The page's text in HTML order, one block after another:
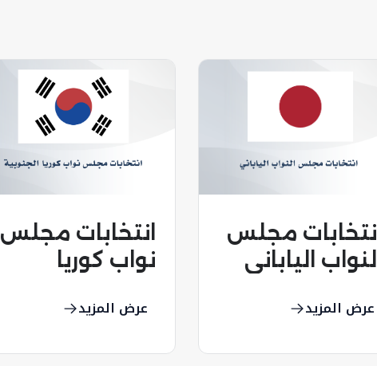
انتخابات مجلس
النواب الياباني
عرض المزيد
انتخابات مجلس
نواب كوريا
عرض المزيد